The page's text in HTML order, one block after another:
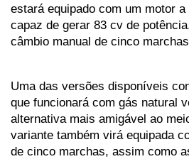
estará equipado com um motor
capaz de gerar 83 cv de
câmbio manual de cinco
Uma das versões disponíveis
que funcionará com gás natural
alternativa mais amigável ao
variante também virá equipada
de cinco marchas, assim como